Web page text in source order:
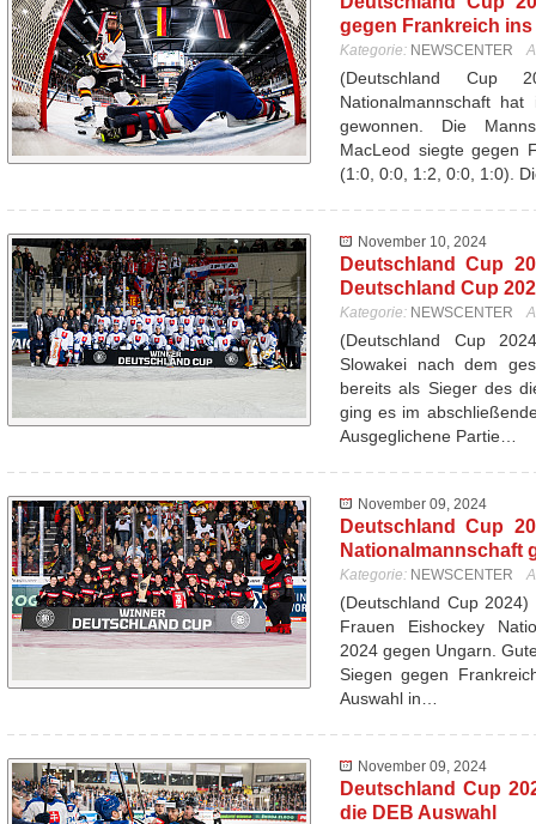
gegen Frankreich
Kategorie: NEWSCENTER
(Deutschland Cup
Nationalmannschaft
gewonnen. Die
MacLeod siegte gegen
(1:0, 0:0, 1:2, 0:0, 1:0).
November 10, 2024
Deutschland Cup
Deutschland Cup
Kategorie: NEWSCENTER
(Deutschland Cup
Slowakei nach dem
bereits als Sieger des
ging es im
Ausgeglichene Partie…
November 09, 2024
Deutschland Cup
Nationalmannschaft
Kategorie: NEWSCENTER
(Deutschland Cup
Frauen Eishockey
2024 gegen Ungarn.
Siegen gegen
Auswahl in…
November 09, 2024
Deutschland Cup
die DEB Auswahl